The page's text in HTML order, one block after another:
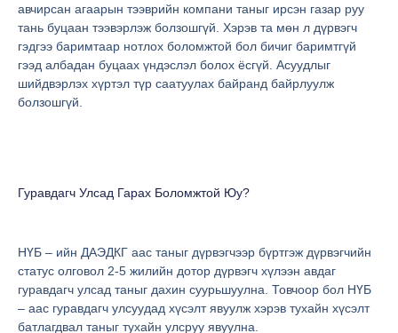
авчирсан агаарын тээврийн компани таныг ирсэн газар руу
тань буцаан тээвэрлэж болзошгүй. Хэрэв та мөн л дүрвэгч
гэдгээ баримтаар нотлох боломжтой бол бичиг баримтгүй
гээд албадан буцаах үндэслэл болох ёсгүй. Асуудлыг
шийдвэрлэх хүртэл түр саатуулах байранд байрлуулж
болзошгүй.
Гуравдагч Улсад Гарах Боломжтой Юу?
НҮБ – ийн ДАЭДКГ аас таныг дүрвэгчээр бүртгэж дүрвэгчийн
статус олговол 2-5 жилийн дотор дүрвэгч хүлээн авдаг
гуравдагч улсад таныг дахин суурьшуулна. Товчоор бол НҮБ
– аас гуравдагч улсуудад хүсэлт явуулж хэрэв тухайн хүсэлт
батлагдвал таныг тухайн улсруу явуулна.